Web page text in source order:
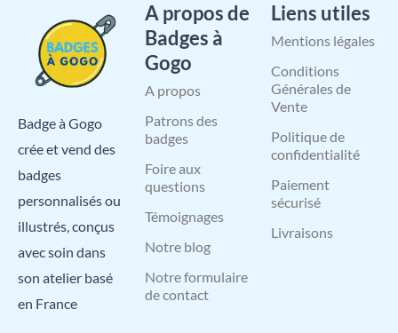
Badge à Gogo
crée et vend des
badges
personnalisés ou
illustrés, conçus
avec soin dans
son atelier basé
en France
A propos de
Badges à
Gogo
A propos
Patrons des
badges
Foire aux
questions
Témoignages
Notre blog
Notre formulaire
de contact
Liens utiles
Mentions légales
Conditions
Générales de
Vente
Politique de
confidentialité
Paiement
sécurisé
Livraisons